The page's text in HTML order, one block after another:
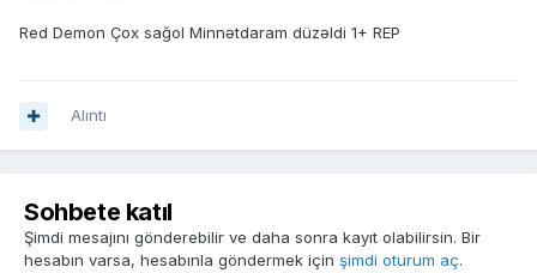
Red Demon Çox sağol Minnətdaram düzəldi 1+ REP
Alıntı
Sohbete katıl
Şimdi mesajını gönderebilir ve daha sonra kayıt olabilirsin. Bir
hesabın varsa, hesabınla göndermek için şimdi oturum aç.